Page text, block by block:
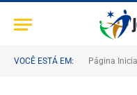
VOCÊ ESTÁ EM: Página Inicial